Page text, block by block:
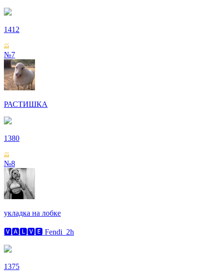
1412
№7
РАСТИШКА
1380
№8
укладка на лобке
🆅🅰🅻🆅🅴 Fendi_2h
1375